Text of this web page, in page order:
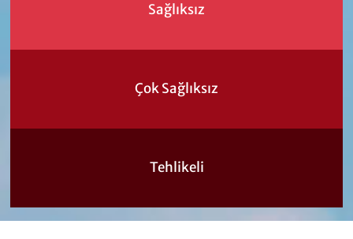
Sağlıksız
Çok Sağlıksız
Tehlikeli